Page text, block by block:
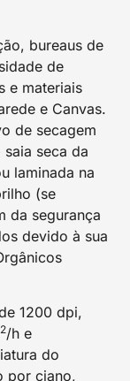
bureaus de
de
e materiais
e Canvas.
de secagem
seca da
laminada na
(se
da segurança
devido à sua
1200 dpi,
2/h e
do
por ciano,